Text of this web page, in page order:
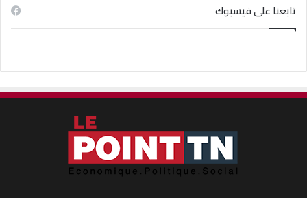
تابعنا على فيسبوك